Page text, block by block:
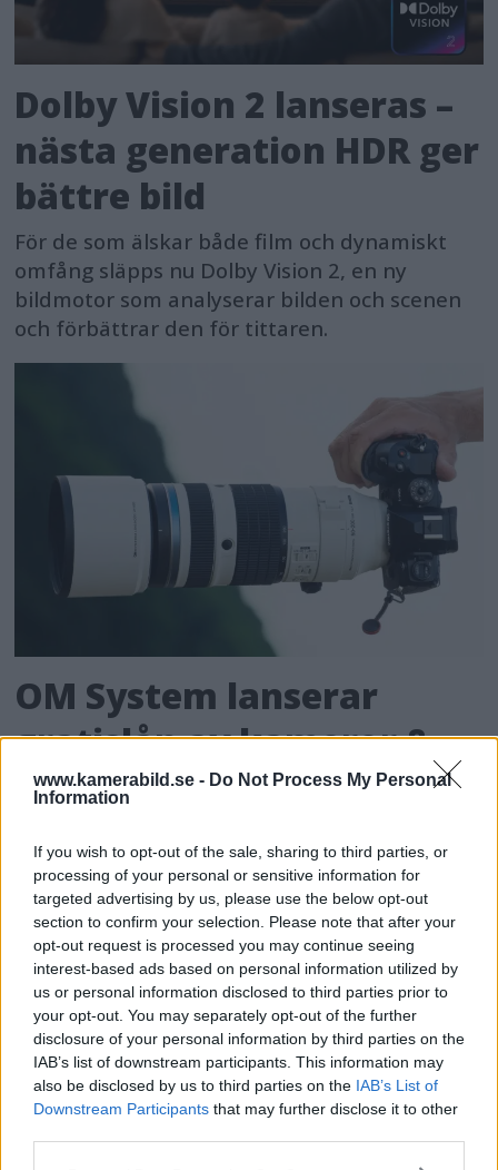
www.kamerabild.se - Do Not Process My Personal
Information
If you wish to opt-out of the sale, sharing to third parties, or
processing of your personal or sensitive information for
targeted advertising by us, please use the below opt-out
section to confirm your selection. Please note that after your
opt-out request is processed you may continue seeing
interest-based ads based on personal information utilized by
us or personal information disclosed to third parties prior to
your opt-out. You may separately opt-out of the further
disclosure of your personal information by third parties on the
IAB’s list of downstream participants. This information may
also be disclosed by us to third parties on the IAB’s List of
Downstream Participants that may further disclose it to other
Dolby Vision 2 lanseras –
nästa generation HDR ger
bättre bild
För de som älskar både film och dynamiskt
omfång släpps nu Dolby Vision 2, en ny
bildmotor som analyserar bilden och scenen
och förbättrar den för tittaren.
OM System lanserar
gratislån av kameror &
objektiv i Sverige
programmet i Sverige, vilket gör det möjligt
att låna hem kameror och objektiv under fem
dagar för att se hur utrustningen passar dina
behov.
MEST LÄST JUST NU
DJI Osmo Pocket 4P